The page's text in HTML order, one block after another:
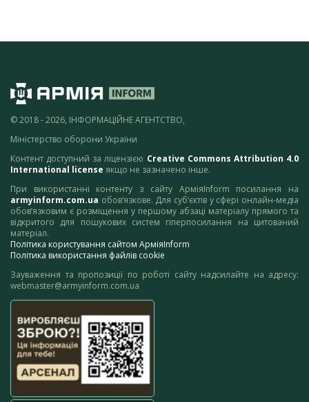
© 2018 - 2026, ІНФОРМАЦІЙНЕ АГЕНТСТВО,
Міністерство оборони України
Контент доступний за ліцензією Creative Commons Attribution 4.0
International license якщо не зазначено інше.
При використанні контенту з сайту АрміяInform посилання на
armyinform.com.ua обов’язкове. Для суб’єктів у сфері онлайн-медіа
обов’язковим є розміщення у першому абзаці матеріалу прямого та
відкритого для пошукових систем гіперпосилання на цитований
матеріал.
Політика користування сайтом АрміяInform
Політика використання файлів cookie
Зауваження та пропозиції по роботі сайту надсилайте на адресу:
webmaster@armyinform.com.ua